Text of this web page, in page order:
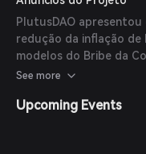
PlutusDAO apresentou
redução da inflação de
modelos do Bribe da
Point/esAssets da GMX
See more
Upcoming Events